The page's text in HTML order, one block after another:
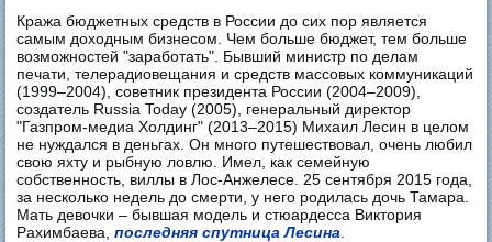
Кража бюджетных средств в России до сих пор является
самым доходным бизнесом. Чем больше бюджет, тем больше
возможностей "заработать". Бывший министр по делам
печати, телерадиовещания и средств массовых коммуникаций
(1999–2004), советник президента России (2004–2009),
создатель Russia Today (2005), генеральный директор
"Газпром-медиа Холдинг" (2013–2015) Михаил Лесин в целом
не нуждался в деньгах. Он много путешествовал, очень любил
свою яхту и рыбную ловлю. Имел, как семейную
собственность, виллы в Лос-Анжелесе. 25 сентября 2015 года,
за несколько недель до смерти, у него родилась дочь Тамара.
Мать девочки – бывшая модель и стюардесса Виктория
Рахимбаева,последняя спутница Лесина